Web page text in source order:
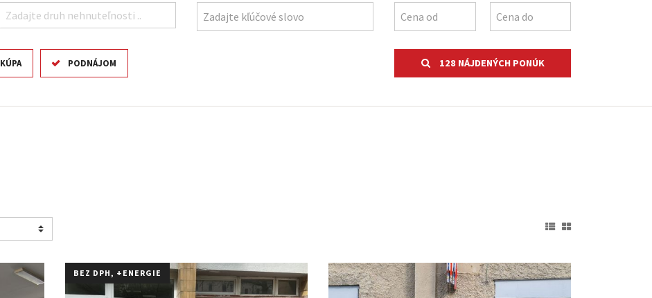
Zadajte druh nehnuteľnosti ..
KÚPA PODNÁJOM 128 NÁJDENÝCH PONÚK
BEZ DPH, +ENERGIE